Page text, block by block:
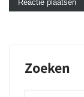
Zoeken